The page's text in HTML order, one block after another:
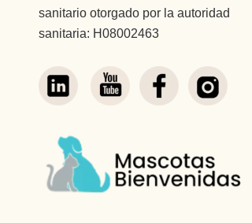
sanitario otorgado por la autoridad
sanitaria: H08002463